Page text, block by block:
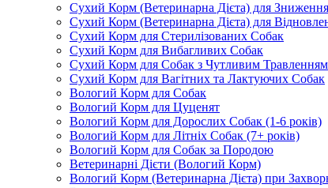
Сухий Корм (Ветеринарна Дієта) для
Сухий Корм (Ветеринарна Дієта) для
Сухий Корм для Стерилізованих Собак
Сухий Корм для Вибагливих Собак
Сухий Корм для Собак з Чутливим Травленням
Сухий Корм для Вагітних та Лактуючих Собак
Вологий Корм для Собак
Вологий Корм для Цуценят
Вологий Корм для Дорослих Собак (1-6 років)
Вологий Корм для Літніх Собак (7+ років)
Вологий Корм для Собак за Породою
Ветеринарні Дієти (Вологий Корм)
Вологий Корм (Ветеринарна Дієта) при